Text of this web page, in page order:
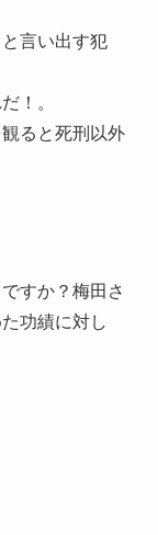
言い出す犯
！。
ると死刑以外
すか？梅田さ
功績に対し